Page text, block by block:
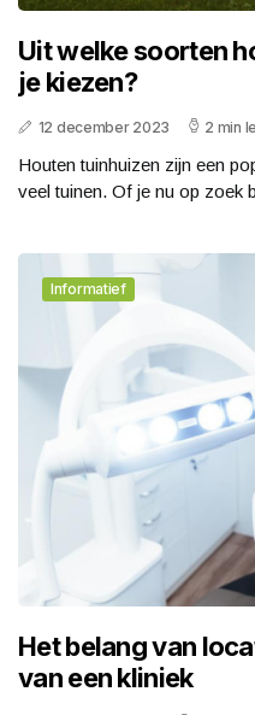
Uit welke soorten
je kiezen?
12 december 2023 2 min
Houten tuinhuizen zijn een
veel tuinen. Of je nu op zoek
Informatief
Het belang van
van een kliniek